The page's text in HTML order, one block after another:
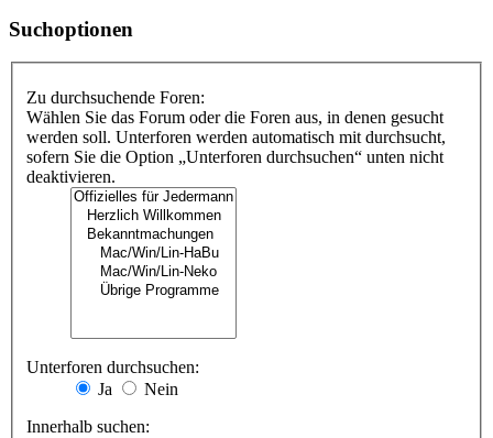
Suchoptionen
Zu durchsuchende Foren:
Wählen Sie das Forum oder die Foren aus, in denen gesucht
werden soll. Unterforen werden automatisch mit durchsucht,
sofern Sie die Option „Unterforen durchsuchen“ unten nicht
deaktivieren.
Unterforen durchsuchen:
Ja
Nein
Innerhalb suchen: